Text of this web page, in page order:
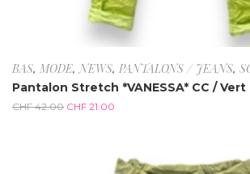
BAS, MODE,NEWS, PANTALONS / JEANS,
Pantalon Stretch *VANESSA* CC /
CHF42.00 CHF 21.00